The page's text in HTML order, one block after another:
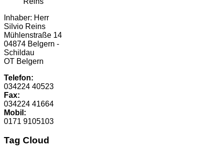
Inhaber: Herr
Silvio Reins
Mühlenstraße 14
04874 Belgern -
Schildau
OT Belgern
Telefon:
034224 40523
Fax:
034224 41664
Mobil:
0171 9105103
Tag Cloud